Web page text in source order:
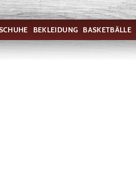
BEKLEIDUNG BASKETBÄLLE